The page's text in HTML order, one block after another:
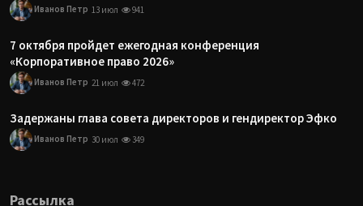
Иванов Петр 13 июл 941
7 октября пройдет ежегодная конференция
«Корпоративное право 2026»
Иванов Петр 21 июл 472
Задержаны глава совета директоров и гендиректор Эфко
Иванов Петр 30 июл 349
Рассылка